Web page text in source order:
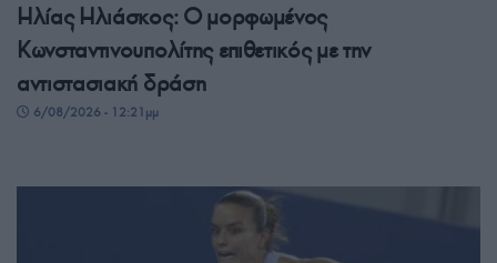
Ηλίας Ηλιάσκος: Ο μορφωμένος
Κωνσταντινουπολίτης επιθετικός με την
αντιστασιακή δράση
6/08/2026 - 12:21μμ